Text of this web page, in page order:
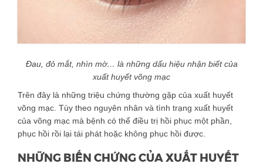
Đau, đỏ mắt, nhìn mờ… là những dấu hiệu nhận biết của
xuất huyết võng mạc
Trên đây là những triệu chứng thường gặp của xuất huyết
võng mạc. Tùy theo nguyên nhân và tình trạng xuất huyết
của võng mạc mà bệnh có thể điều trị hồi phục một phần,
phục hồi rồi lại tái phát hoặc không phục hồi được.
NHỮNG BIẾN CHỨNG CỦA XUẤT HUYẾT